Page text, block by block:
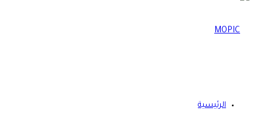
الرئيسية